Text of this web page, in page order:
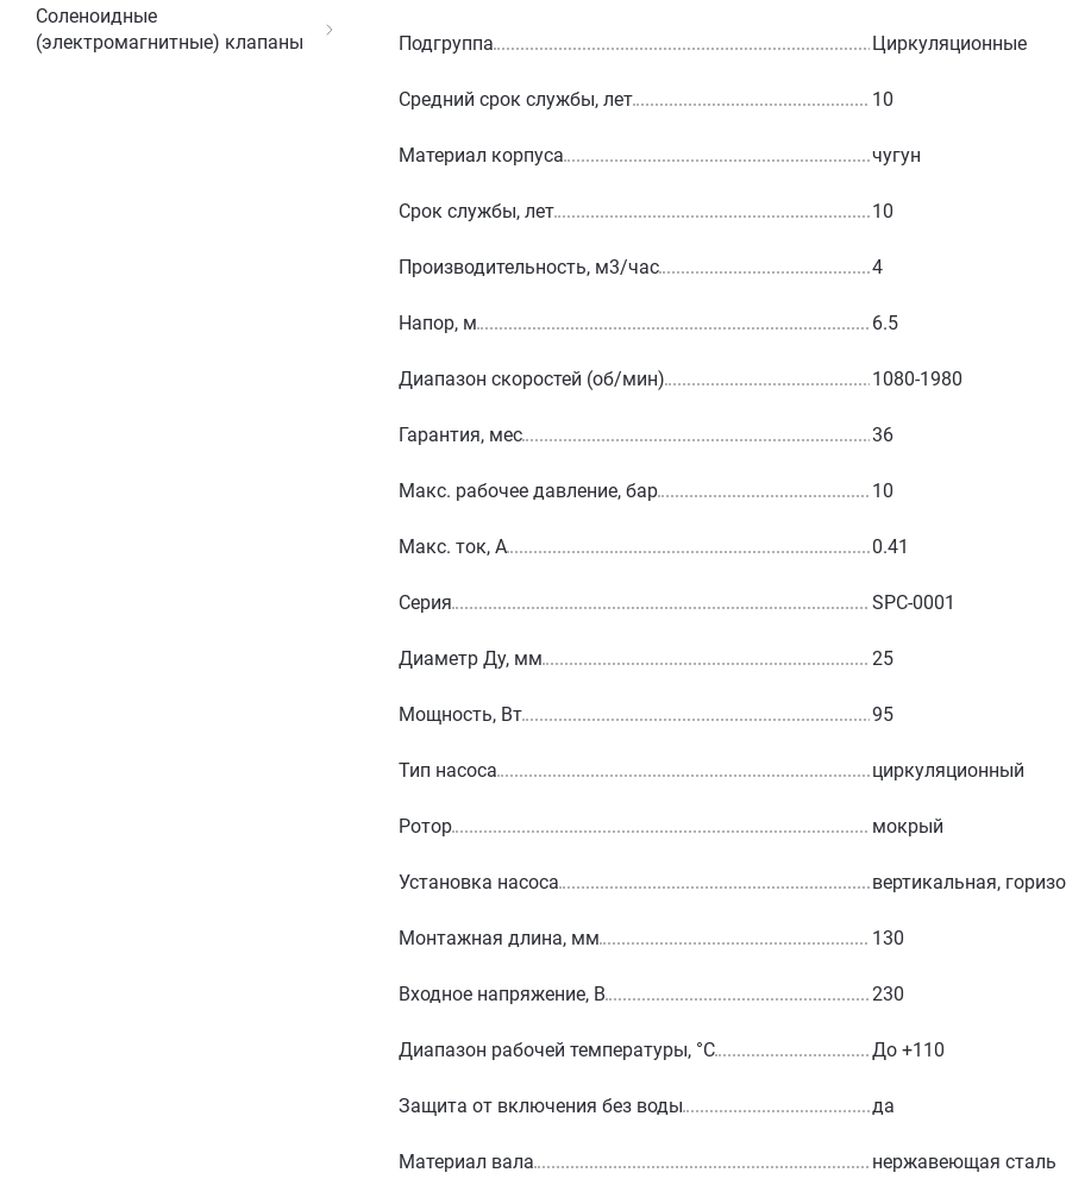
Соленоидные
(электромагнитные) клапаны
Подгруппа Циркуляционные
Средний срок службы, лет 10
Материал корпуса чугун
Срок службы, лет 10
Производительность, м3/час 4
Напор, м 6.5
Диапазон скоростей (об/мин) 1080-1980
Гарантия, мес 36
Макс. рабочее давление, бар 10
Макс. ток, А 0.41
Серия SPC-0001
Диаметр Ду, мм 25
Мощность, Вт 95
Тип насоса циркуляционный
Ротор мокрый
Установка насоса вертикальная,
Монтажная длина, мм 130
Входное напряжение, В 230
Диапазон рабочей температуры, °С До +110
Защита от включения без воды да
Материал вала нержавеющая сталь